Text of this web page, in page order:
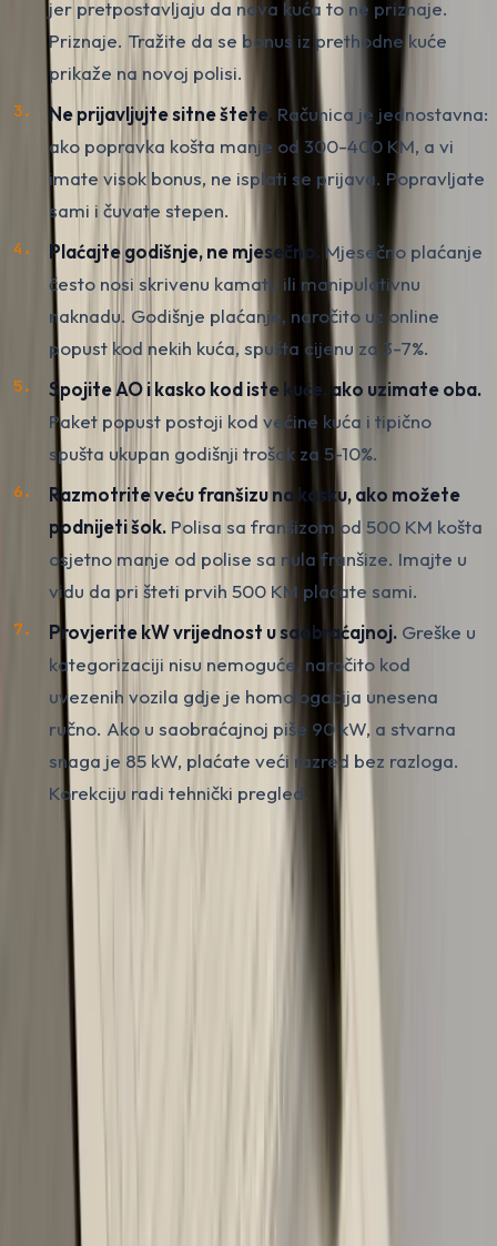
jer pretpostavljaju da nova kuća to ne priznaje.
Priznaje. Tražite da se bonus iz prethodne kuće
prikaže na novoj polisi.
Ne prijavljujte sitne štete. Računica je jednostavna:
ako popravka košta manje od 300-400 KM, a vi
imate visok bonus, ne isplati se prijava. Popravljate
sami i čuvate stepen.
Plaćajte godišnje, ne mjesečno. Mjesečno plaćanje
često nosi skrivenu kamatu ili manipulativnu
naknadu. Godišnje plaćanje, naročito uz online
popust kod nekih kuća, spušta cijenu za 3-7%.
Spojite AO i kasko kod iste kuće, ako uzimate oba.
Paket popust postoji kod većine kuća i tipično
spušta ukupan godišnji trošak za 5-10%.
Razmotrite veću franšizu na kasku, ako možete
podnijeti šok. Polisa sa franšizom od 500 KM košta
osjetno manje od polise sa nula franšize. Imajte u
vidu da pri šteti prvih 500 KM plaćate sami.
Provjerite kW vrijednost u saobraćajnoj. Greške u
kategorizaciji nisu nemoguće, naročito kod
uvezenih vozila gdje je homologacija unesena
ručno. Ako u saobraćajnoj piše 90 kW, a stvarna
snaga je 85 kW, plaćate veći razred bez razloga.
Korekciju radi tehnički pregled.
Kombinacijom dvije-tri od ovih tačaka tipičan vozač
realno spušta godišnji trošak za 100-300 KM bez gubitka
pokrića. To je novac koji nije nestao u rebatama
osiguravača, nego ostaje vama da uložite u održavanje
ili gorivo.